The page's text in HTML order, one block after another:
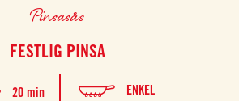
Pinsasås
FESTLIG PINSA
20 min ENKEL